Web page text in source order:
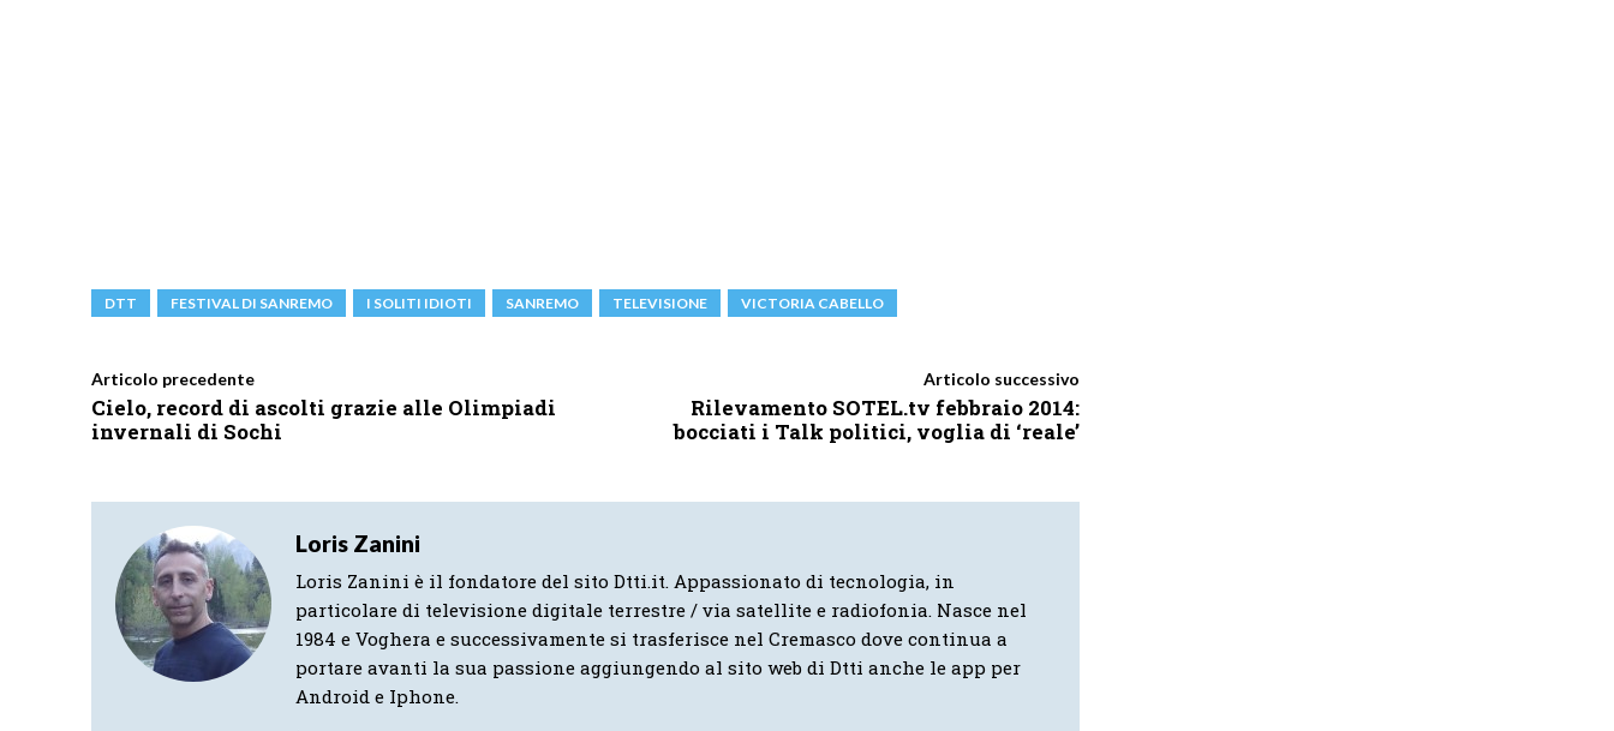
DTT FESTIVAL DI SANREMO I SOLITI IDIOTI SANREMO TELEVISIONE VICTORIA CABELLO
Articolo precedente
Cielo, record di ascolti grazie alle Olimpiadi
invernali di Sochi
Articolo successivo
Rilevamento SOTEL.tv febbraio 2014:
bocciati i Talk politici, voglia di ‘reale’
Loris Zanini
Loris Zanini è il fondatore del sito Dtti.it. Appassionato di tecnologia, in
particolare di televisione digitale terrestre / via satellite e radiofonia. Nasce nel
1984 e Voghera e successivamente si trasferisce nel Cremasco dove continua a
portare avanti la sua passione aggiungendo al sito web di Dtti anche le app per
Android e Iphone.